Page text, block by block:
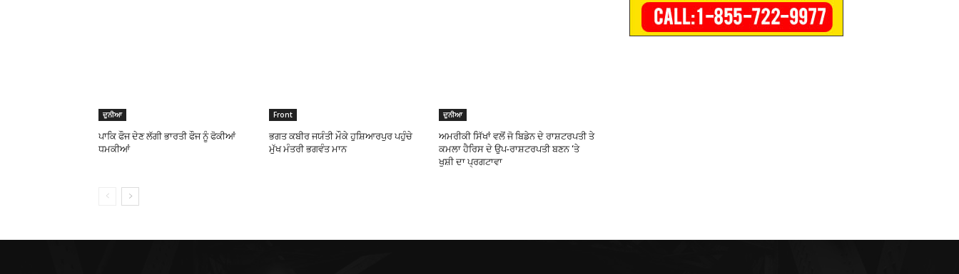
ਦੁਨੀਆ
ਪਾਕਿ ਫੌਜ ਦੇਣ ਲੱਗੀ ਭਾਰਤੀ ਫੌਜ ਨੂੰ ਫੋਕੀਆਂ
ਧਮਕੀਆਂ
Front
ਭਗਤ ਕਬੀਰ ਜਯੰਤੀ ਮੌਕੇ ਹੁਸ਼ਿਆਰਪੁਰ ਪਹੁੰਚੇ
ਮੁੱਖ ਮੰਤਰੀ ਭਗਵੰਤ ਮਾਨ
ਦੁਨੀਆ
ਅਮਰੀਕੀ ਸਿੱਖਾਂ ਵਲੋਂ ਜੋ ਬਿਡੇਨ ਦੇ ਰਾਸ਼ਟਰਪਤੀ ਤੇ
ਕਮਲਾ ਹੈਰਿਸ ਦੇ ਉਪ-ਰਾਸ਼ਟਰਪਤੀ ਬਣਨ ‘ਤੇ
ਖੁਸ਼ੀ ਦਾ ਪ੍ਰਗਟਾਵਾ